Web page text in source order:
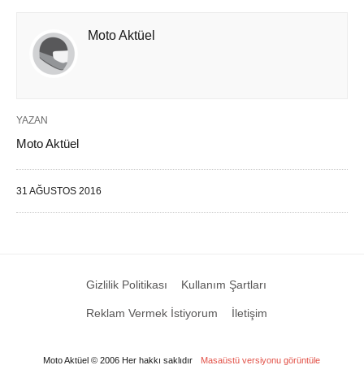
Moto Aktüel
YAZAN
Moto Aktüel
31 AĞUSTOS 2016
Gizlilik Politikası Kullanım Şartları
Reklam Vermek İstiyorum İletişim
Moto Aktüel © 2006 Her hakkı saklıdır Masaüstü versiyonu görüntüle